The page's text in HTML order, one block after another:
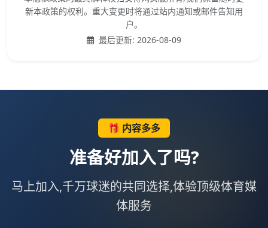
新本政策的权利。重大变更时将通过站内通知或邮件告知用
户。
最后更新: 2026-08-09
🎁 内容多多
准备好加入了吗?
马上加入,千万球迷的共同选择,体验顶级体育媒
体服务